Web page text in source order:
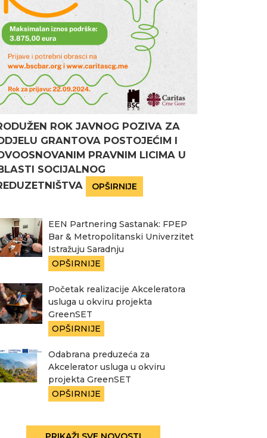
ROK JAVNOG POZIVA ZA
GRANTOVA POSTOJEĆIM I
PRAVNIM LICIMA U
SOCIJALNOG
OPŠIRNIJE
EEN Partnering Sastanak: FPEP
Bar & Metropolitanski Univerzitet
Istražuju Saradnju
OPŠIRNIJE
Početak realizacije Akceleratora
usluga u okviru projekta
GreenSET
OPŠIRNIJE
Odabrana preduzeća za
Akcelerator usluga u okviru
projekta GreenSET
OPŠIRNIJE